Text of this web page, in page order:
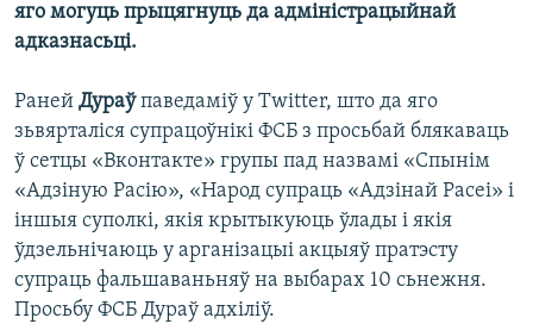
яго могуць прыцягнуць да адміністрацыйнай
адказнасьці.
Раней Дураўпаведаміў у Twitter, што да яго
зьвярталіся супрацоўнікі ФСБ з просьбай блякаваць
ў сетцы «Вконтакте» групы пад назвамі «Спынім
«Адзіную Расію», «Народ супраць «Адзінай Расеі» і
іншыя суполкі, якія крытыкуюць ўлады і якія
ўдзельнічаюць у арганізацыі акцыяў пратэсту
супраць фальшаваньняў на выбарах 10 сьнежня.
Просьбу ФСБ Дураў адхіліў.